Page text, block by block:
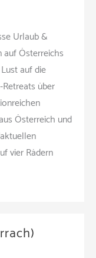
Urlaub &
auf Österreichs
auf die
über
Österreich und
vier Rädern